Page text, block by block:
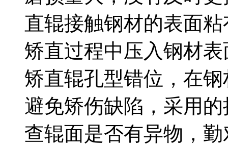
直辊接触钢材的表面
矫直过程中压入钢材
矫直辊孔型错位，在
避免矫伤缺陷，采用
查辊面是否有异物，